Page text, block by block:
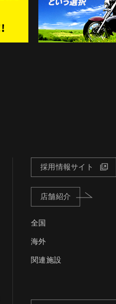
採用情報サイト
店舗紹介
全国
海外
関連施設